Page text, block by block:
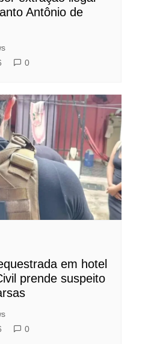
Antônio de
0
em hotel
prende suspeito
0